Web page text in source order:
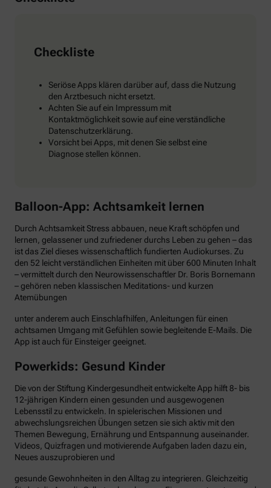
Checkliste
Seriöse Apps klären darüber auf, dass die Nutzung
den Arztbesuch nicht ersetzt.
Achten Sie auf ein Impressum mit
Kontaktmöglichkeit sowie auf eine verständliche
Datenschutzerklärung.
Vorsicht bei Apps, mit denen Sie selbst eine
Diagnose stellen können.
Balloon-App: Achtsamkeit lernen
Durch Achtsamkeit Stress abbauen, neue Kraft schöpfen und
lernen, gelassener und zufriedener durchs Leben zu gehen – das
ist das Ziel dieses wissenschaftlich fundierten Audiokurses. Zu
den 52 leicht verständlichen Einheiten mit über 600 Minuten Inhalt
– vermittelt durch den Neurowissenschaftler Dr. Boris Bornemann
– gehören neben klassischen Meditations- und kurzen
Atemübungen
unter anderem auch Einschlafhilfen, Anleitungen für einen
achtsamen Umgang mit Gefühlen sowie begleitende E-Mails. Die
App ist auch für Einsteiger geeignet.
Powerkids: Gesund Kinder
Die von der Stiftung Kindergesundheit entwickelte App hilft 8- bis
12-jährigen Kindern einen gesunden und ausgewogenen
Lebensstil zu entwickeln. In spielerischen Missionen und
abwechslungsreichen Übungen setzen sie sich aktiv mit den
Themen Bewegung, Ernährung und Entspannung auseinander.
Videos, Quizfragen und motivierende Aufgaben laden dazu ein,
Neues auszuprobieren und
gesunde Gewohnheiten in den Alltag zu integrieren. Gleichzeitig